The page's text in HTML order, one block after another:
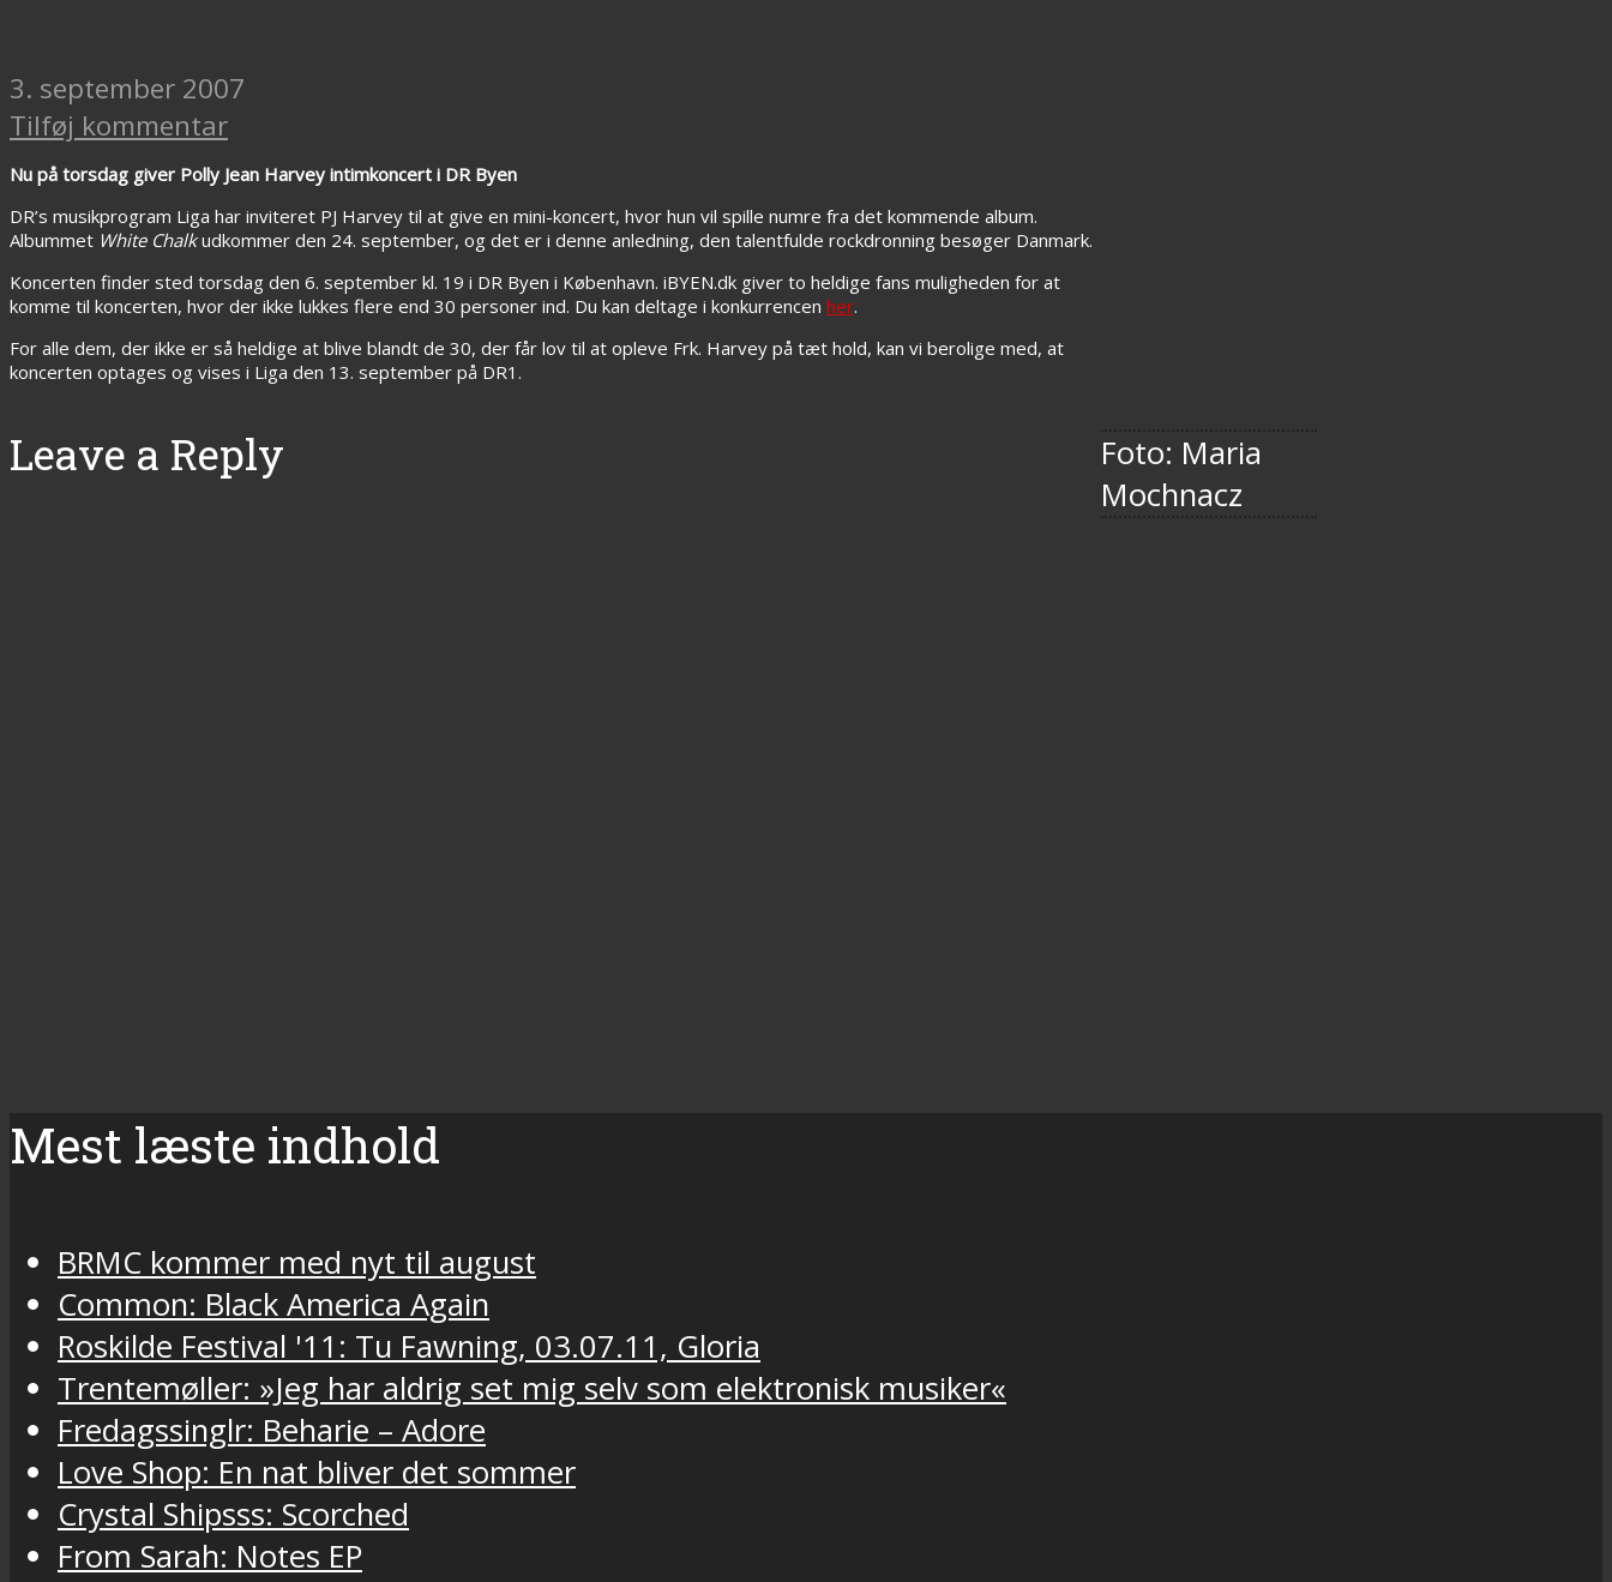
3. september 2007
Tilføj kommentar
Nu på torsdag giver Polly Jean Harvey intimkoncert i DR Byen
Foto: Maria
Mochnacz
DR’s musikprogram Liga har inviteret PJ Harvey til at give en mini-koncert, hvor hun vil spille numre fra det kommende album.
Albummet White Chalkudkommer den 24. september, og det er i denne anledning, den talentfulde rockdronning besøger Danmark.
Koncerten finder sted torsdag den 6. september kl. 19 i DR Byen i København. iBYEN.dk giver to heldige fans muligheden for at
komme til koncerten, hvor der ikke lukkes flere end 30 personer ind. Du kan deltage i konkurrencen her.
For alle dem, der ikke er så heldige at blive blandt de 30, der får lov til at opleve Frk. Harvey på tæt hold, kan vi berolige med, at
koncerten optages og vises i Liga den 13. september på DR1.
Leave a Reply
Mest læste indhold
BRMC kommer med nyt til august
Common: Black America Again
Roskilde Festival '11: Tu Fawning, 03.07.11, Gloria
Trentemøller: »Jeg har aldrig set mig selv som elektronisk musiker«
Fredagssinglr: Beharie – Adore
Love Shop: En nat bliver det sommer
Crystal Shipsss: Scorched
From Sarah: Notes EP